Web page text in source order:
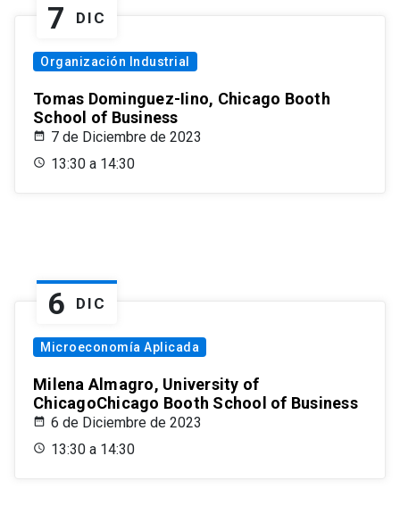
7 DIC
Organización Industrial
Tomas Dominguez-Iino, Chicago Booth
School of Business
7 de Diciembre de 2023
13:30 a 14:30
6 DIC
Microeconomía Aplicada
Milena Almagro, University of
ChicagoChicago Booth School of Business
6 de Diciembre de 2023
13:30 a 14:30